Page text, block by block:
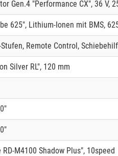
Gen.4 "Performance CX", 36 V,
625", Lithium-Ionen mit BMS,
Stufen, Remote Control,
Silver RL", 120 mm
RD-M4100 Shadow Plus", 10speed